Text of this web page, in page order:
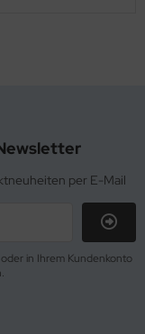
per E-Mail
in Ihrem Kundenkonto